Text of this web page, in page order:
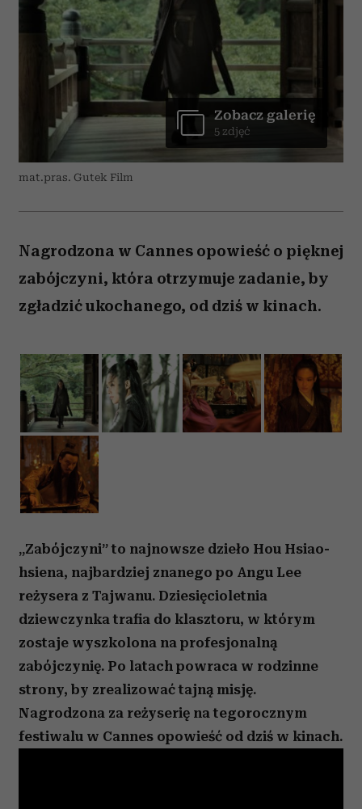
mat.pras. Gutek Film
Zobacz galerię
5 zdjęć
Nagrodzona w Cannes opowieść o pięknej
zabójczyni, która otrzymuje zadanie, by
zgładzić ukochanego, od dziś w kinach.
„Zabójczyni” to najnowsze dzieło Hou Hsiao-
hsiena, najbardziej znanego po Angu Lee
reżysera z Tajwanu. Dziesięcioletnia
dziewczynka trafia do klasztoru, w którym
zostaje wyszkolona na profesjonalną
zabójczynię. Po latach powraca w rodzinne
strony, by zrealizować tajną misję.
Nagrodzona za reżyserię na tegorocznym
festiwalu w Cannes opowieść od dziś w kinach.